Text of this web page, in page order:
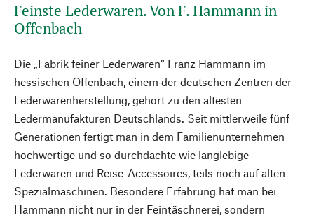
Feinste Lederwaren. Von F. Hammann in
Offenbach
Die „Fabrik feiner Lederwaren“ Franz Hammann im
hessischen Offenbach, einem der deutschen Zentren der
Lederwarenherstellung, gehört zu den ältesten
Ledermanufakturen Deutschlands. Seit mittlerweile fünf
Generationen fertigt man in dem Familienunternehmen
hochwertige und so durchdachte wie langlebige
Lederwaren und Reise-Accessoires, teils noch auf alten
Spezialmaschinen. Besondere Erfahrung hat man bei
Hammann nicht nur in der Feintäschnerei, sondern